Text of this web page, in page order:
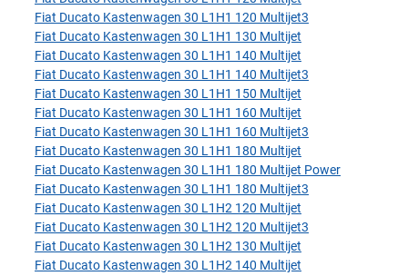
Fiat Ducato Kastenwagen 30 L1H1 120 Multijet3
Fiat Ducato Kastenwagen 30 L1H1 130 Multijet
Fiat Ducato Kastenwagen 30 L1H1 140 Multijet
Fiat Ducato Kastenwagen 30 L1H1 140 Multijet3
Fiat Ducato Kastenwagen 30 L1H1 150 Multijet
Fiat Ducato Kastenwagen 30 L1H1 160 Multijet
Fiat Ducato Kastenwagen 30 L1H1 160 Multijet3
Fiat Ducato Kastenwagen 30 L1H1 180 Multijet
Fiat Ducato Kastenwagen 30 L1H1 180 Multijet Power
Fiat Ducato Kastenwagen 30 L1H1 180 Multijet3
Fiat Ducato Kastenwagen 30 L1H2 120 Multijet
Fiat Ducato Kastenwagen 30 L1H2 120 Multijet3
Fiat Ducato Kastenwagen 30 L1H2 130 Multijet
Fiat Ducato Kastenwagen 30 L1H2 140 Multijet